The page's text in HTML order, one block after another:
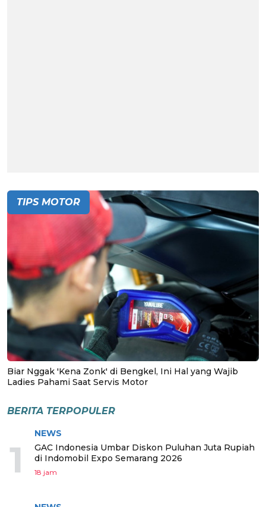
TIPS MOTOR
Biar Nggak 'Kena Zonk' di Bengkel, Ini Hal yang Wajib
Ladies Pahami Saat Servis Motor
BERITA TERPOPULER
1
NEWS
GAC Indonesia Umbar Diskon Puluhan Juta Rupiah
di Indomobil Expo Semarang 2026
18 jam